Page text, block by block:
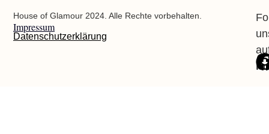
House of Glamour 2024. Alle Rechte vorbehalten.
Impressum
Datenschutzerklärung